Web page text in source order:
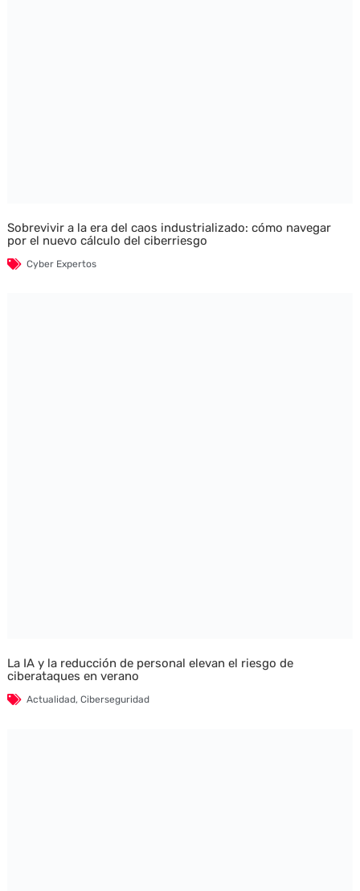
Sobrevivir a la era del caos industrializado: cómo navegar
por el nuevo cálculo del ciberriesgo
Cyber Expertos
La IA y la reducción de personal elevan el riesgo de
ciberataques en verano
Actualidad, Ciberseguridad